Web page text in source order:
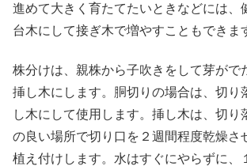
進めて大きく育たてたいときなどには、
台木にして接ぎ木で増やすこともできま
株分けは、親株から子吹きをして芽がで
挿し木にします。胴切りの場合は、切り
し木にして使用します。挿し木は、切り
の良い場所で切り口を２週間程度乾燥さ
植え付けします。水はすぐにやらずに、